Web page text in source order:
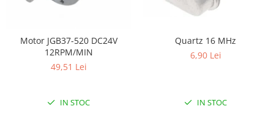
Componente
Condensatoare
Motor JGB37-520 DC24V
12RPM/MIN
49,51 Lei
IN STOC
Quartz 16 MHz
6,90 Lei
IN STOC